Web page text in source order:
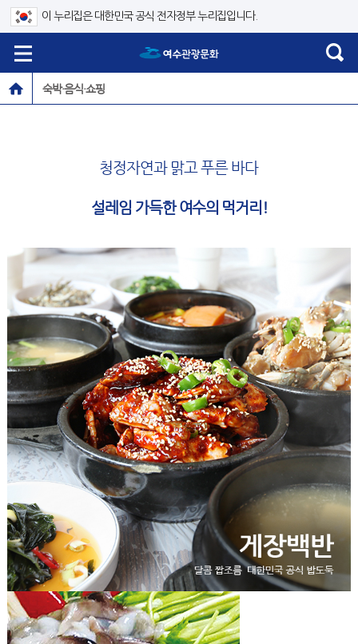
이 누리집은 대한민국 공식 전자정부 누리집입니다.
숙박·음식·쇼핑
청정자연과 맑고 푸른 바다
설레임 가득한여수의 먹거리!